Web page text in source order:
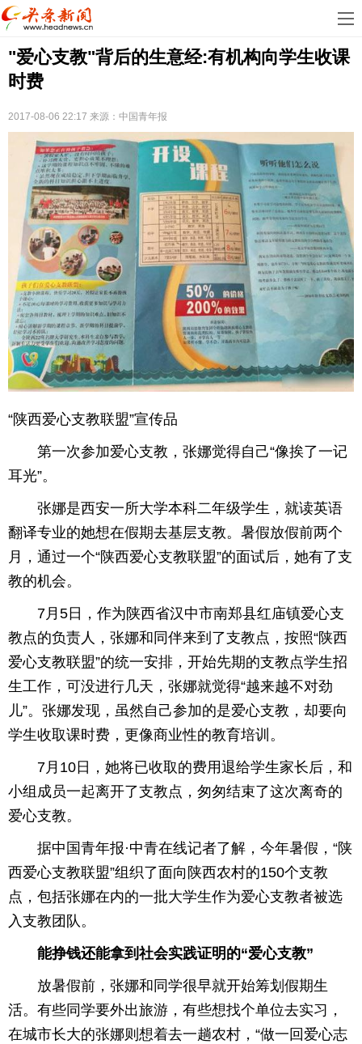
首
页
娱
乐
房
尚
体
育
育
讯
财
富
文
"爱心支教"背后的生意经:有机构向学生收课
时费
2017-08-06 22:17 来源：中国青年报
“陕西爱心支教联盟”宣传品
第一次参加爱心支教，张娜觉得自己“像挨了一记
耳光”。
张娜是西安一所大学本科二年级学生，就读英语
翻译专业的她想在假期去基层支教。暑假放假前两个
月，通过一个“陕西爱心支教联盟”的面试后，她有了支
教的机会。
7月5日，作为陕西省汉中市南郑县红庙镇爱心支
教点的负责人，张娜和同伴来到了支教点，按照“陕西
爱心支教联盟”的统一安排，开始先期的支教点学生招
生工作，可没进行几天，张娜就觉得“越来越不对劲
儿”。张娜发现，虽然自己参加的是爱心支教，却要向
学生收取课时费，更像商业性的教育培训。
7月10日，她将已收取的费用退给学生家长后，和
小组成员一起离开了支教点，匆匆结束了这次离奇的
爱心支教。
据中国青年报·中青在线记者了解，今年暑假，“陕
西爱心支教联盟”组织了面向陕西农村的150个支教
点，包括张娜在内的一批大学生作为爱心支教者被选
入支教团队。
能挣钱还能拿到社会实践证明的“爱心支教”
放暑假前，张娜和同学很早就开始筹划假期生
活。有些同学要外出旅游，有些想找个单位去实习，
在城市长大的张娜则想着去一趟农村，“做一回爱心志